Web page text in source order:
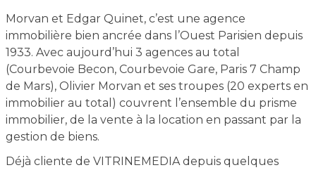
Morvan et Edgar Quinet, c’est une agence
immobilière bien ancrée dans l’Ouest Parisien depuis
1933. Avec aujourd’hui 3 agences au total
(Courbevoie Becon, Courbevoie Gare, Paris 7 Champ
de Mars), Olivier Morvan et ses troupes (20 experts en
immobilier au total) couvrent l’ensemble du prisme
immobilier, de la vente à la location en passant par la
gestion de biens.
Déjà cliente de VITRINEMEDIA depuis quelques